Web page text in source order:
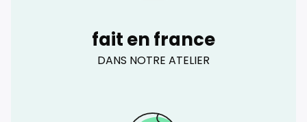
fait en france
DANS NOTRE ATELIER